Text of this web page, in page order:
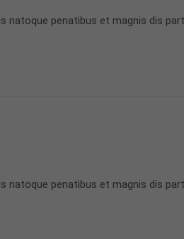
natoque penatibus et magnis dis
natoque penatibus et magnis dis